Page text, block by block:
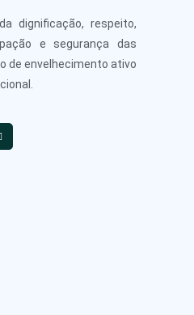
dignificação, respeito,
e segurança das
de envelhecimento ativo